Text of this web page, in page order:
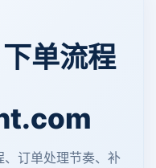
单流程
订单处理节奏、补